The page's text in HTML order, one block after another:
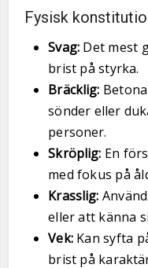
Fysisk
Svag: Det mest
brist på styrka.
Bräcklig:
sönder eller
personer.
Skröplig: En
med fokus på
Krasslig:
eller att känna
Vek:Kan syfta
brist på